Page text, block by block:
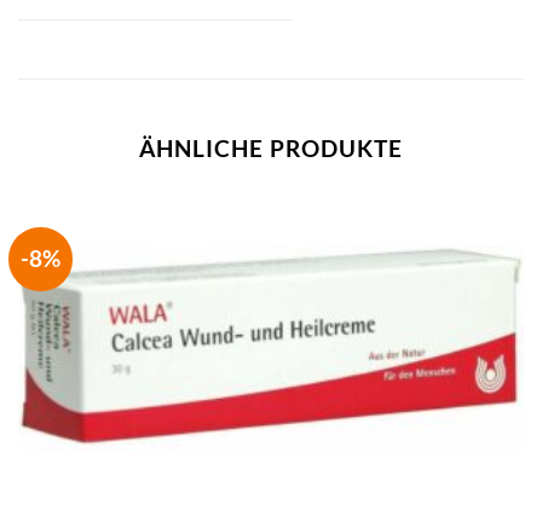
ÄHNLICHE PRODUKTE
-8%